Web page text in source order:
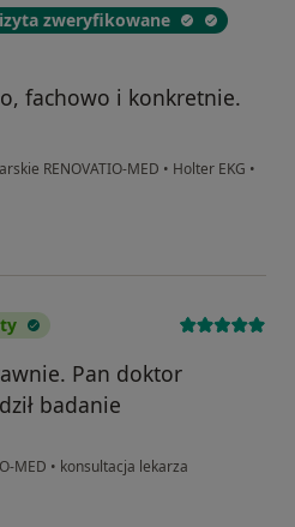
zweryfikowane
fachowo i konkretnie.
RENOVATIO-MED • Holter EKG •
Pan doktor
badanie
MED • konsultacja lekarza